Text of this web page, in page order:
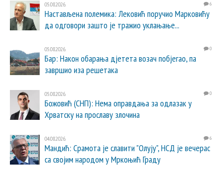
05.08.2026. 6
Настављена полемика: Лековић поручио Марковићу
да одговори зашто је тражио уклањање...
05.08.2026. 0
Бар: Након обарања дјетета возач побјегао, па
завршио иза решетака
05.08.2026. 0
Божовић (СНП): Нема оправдања за одлазак у
Хрватску на прославу злочина
04.08.2026. 6
Мандић: Срамота је славити "Олују", НСД је вечерас
са својим народом у Мркоњић Граду